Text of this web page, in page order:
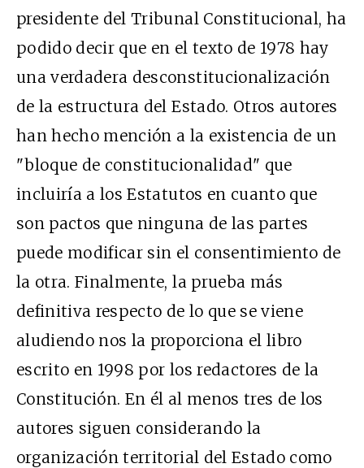
presidente del Tribunal Constitucional, ha
podido decir que en el texto de 1978 hay
una verdadera desconstitucionalización
de la estructura del Estado. Otros autores
han hecho mención a la existencia de un
"bloque de constitucionalidad" que
incluiría a los Estatutos en cuanto que
son pactos que ninguna de las partes
puede modificar sin el consentimiento de
la otra. Finalmente, la prueba más
definitiva respecto de lo que se viene
aludiendo nos la proporciona el libro
escrito en 1998 por los redactores de la
Constitución. En él al menos tres de los
autores siguen considerando la
organización territorial del Estado como